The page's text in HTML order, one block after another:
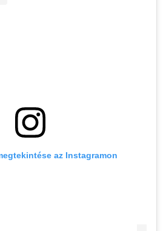
az Instagramon